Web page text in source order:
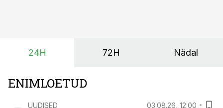
põllumajandusettevõtete jaoks üheks olulisemaks
24H 72H Nädal
ENIMLOETUD
UUDISED 03.08.26, 12:00